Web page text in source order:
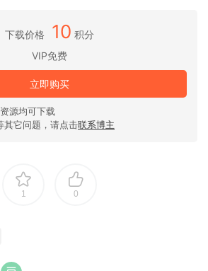
下载价格 10 积分
VIP免费
立即购买
源均可下载
其它问题，请点击联系博主
1 0